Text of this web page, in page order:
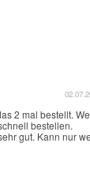
2 mal bestellt.
bestellen.
gut. Kann nur